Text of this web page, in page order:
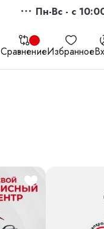
Пн-Вс - c
СравнениеИзбранное